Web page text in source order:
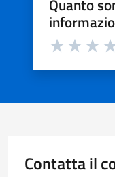
Quanto
Valuta da 1 a 5
Contatta il